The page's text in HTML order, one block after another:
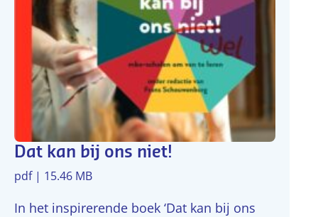
Dat kan bij ons niet!
pdf | 15.46 MB
In het inspirerende boek ‘Dat kan bij ons